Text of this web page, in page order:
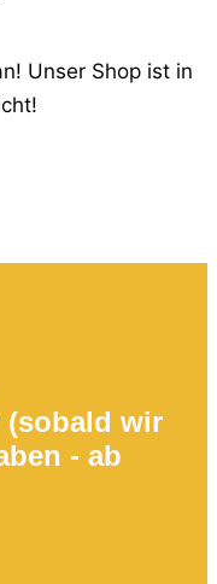
Unser Shop ist in
(sobald wir
- ab